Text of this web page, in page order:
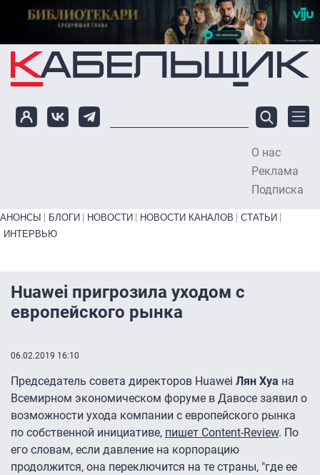
Перейти к основному содержанию
О нас
Реклама
Подписка
Primary links bottom
АНОНСЫ БЛОГИ НОВОСТИ НОВОСТИ КАНАЛОВ
СТАТЬИ
ИНТЕРВЬЮ
Huawei пригрозила уходом с
европейского рынка
06.02.2019 16:10
Председатель совета директоров Huawei Лян Хуа на
Всемирном экономическом форуме в Давосе заявил о
возможности ухода компании с европейского рынка
по собственной инициативе, пишет Content-Review. По
его словам, если давление на корпорацию
продолжится, она переключится на те страны, "где ее